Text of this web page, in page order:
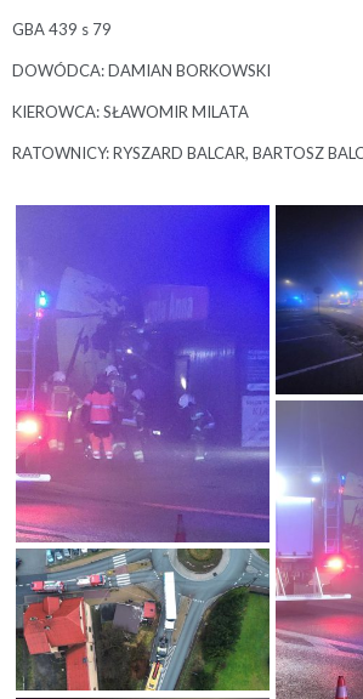
GBA 439 s 79
DOWÓDCA: DAMIAN BORKOWSKI
KIEROWCA: SŁAWOMIR MILATA
RATOWNICY: RYSZARD BALCAR, BARTOSZ